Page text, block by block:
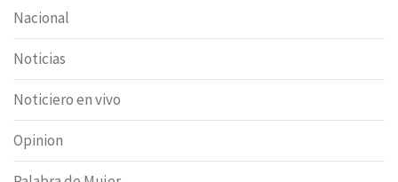
Nacional
Noticias
Noticiero en vivo
Opinion